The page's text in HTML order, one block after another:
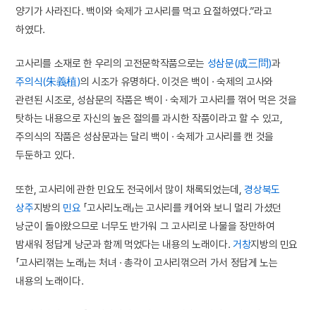
양기가 사라진다. 백이와 숙제가 고사리를 먹고 요절하였다.”라고
하였다.
고사리를 소재로 한 우리의 고전문학작품으로는 성삼문(成三問)과
주의식(朱義植)의 시조가 유명하다. 이것은 백이 · 숙제의 고사와
관련된 시조로, 성삼문의 작품은 백이 · 숙제가 고사리를 꺾어 먹은 것을
탓하는 내용으로 자신의 높은 절의를 과시한 작품이라고 할 수 있고,
주의식의 작품은 성삼문과는 달리 백이 · 숙제가 고사리를 캔 것을
두둔하고 있다.
또한, 고사리에 관한 민요도 전국에서 많이 채록되었는데,경상북도
상주지방의 민요 「고사리노래」는 고사리를 캐어와 보니 멀리 가셨던
낭군이 돌아왔으므로 너무도 반가워 그 고사리로 나물을 장만하여
밤새워 정답게 낭군과 함께 먹었다는 내용의 노래이다. 거창지방의 민요
「고사리꺾는 노래」는 처녀 · 총각이 고사리꺾으러 가서 정답게 노는
내용의 노래이다.